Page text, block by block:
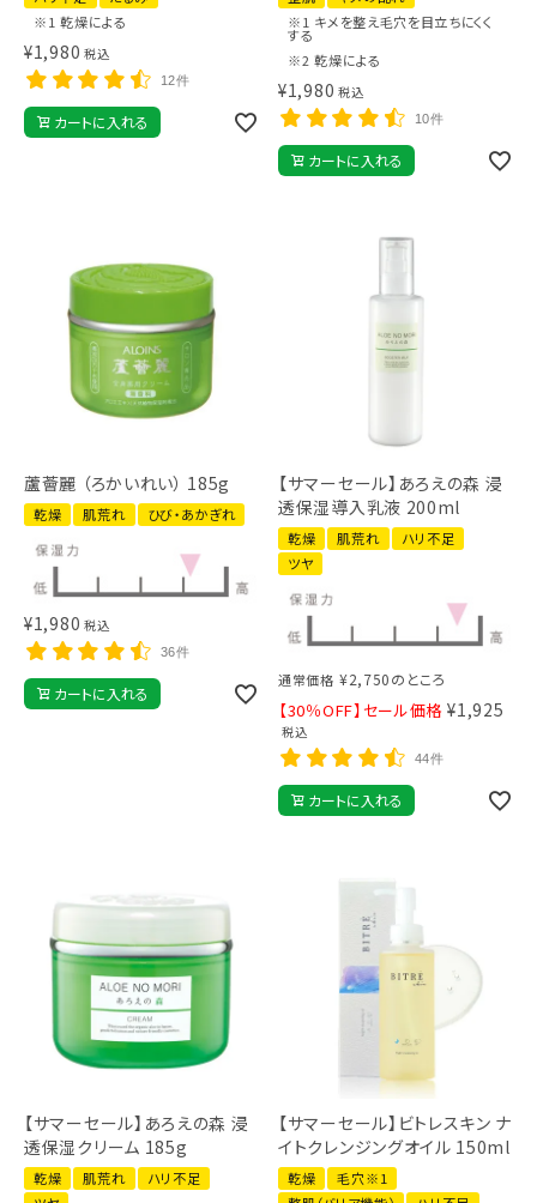
※1 乾燥による
¥1,980 税込
12件
カートに入れる
※1 キメを整え毛穴を目立ちにくく
する
※2 乾燥による
¥1,980 税込
10件
カートに入れる
蘆薈麗 （ろかいれい） 185g
乾燥 肌荒れ ひび・あかぎれ
¥1,980 税込
36件
カートに入れる
【サマーセール】あろえの森 浸
透保湿導入乳液 200ml
乾燥 肌荒れ
ハリ不足
ツヤ
通常価格 ¥2,750のところ
【30％OFF】セール価格 ¥1,925
税込
44件
カートに入れる
【サマーセール】あろえの森 浸
透保湿クリーム 185g
乾燥 肌荒れ
ハリ不足
【サマーセール】ビトレスキン ナ
イトクレンジングオイル 150ml
乾燥
毛穴※1